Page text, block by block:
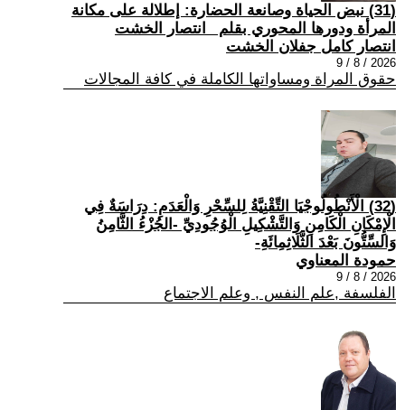
(31) نبض الحياة وصانعة الحضارة: إطلالة على مكانة
المرأة ودورها المحوري بقلم _انتصار الخشت
انتصار كامل جفلان الخشت
2026 / 8 / 9
حقوق المراة ومساواتها الكاملة في كافة المجالات
(32) الْأَنْطُولُوجْيَا التِّقْنِيَّةُ لِلسِّحْرِ وَالْعَدَمِ: دِرَاسَةٌ فِي
الْإِمْكَانِ الْكَامِنِ وَالتَّشْكِيلِ الْوُجُودِيِّ -الجُزْءُ الثَّامِنُ
وَالسِّتُّونَ بَعْدَ الثَّلَاثِمِائَةِ-
حمودة المعناوي
2026 / 8 / 9
الفلسفة ,علم النفس , وعلم الاجتماع